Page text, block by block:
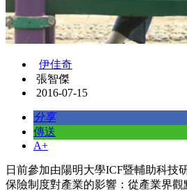
伊佳奇
張智傑
2016-07-15
分享
傳送
A+
日前參加由陽明大學ICF暨輔助科技
保險制度對產業的影響：從產業界